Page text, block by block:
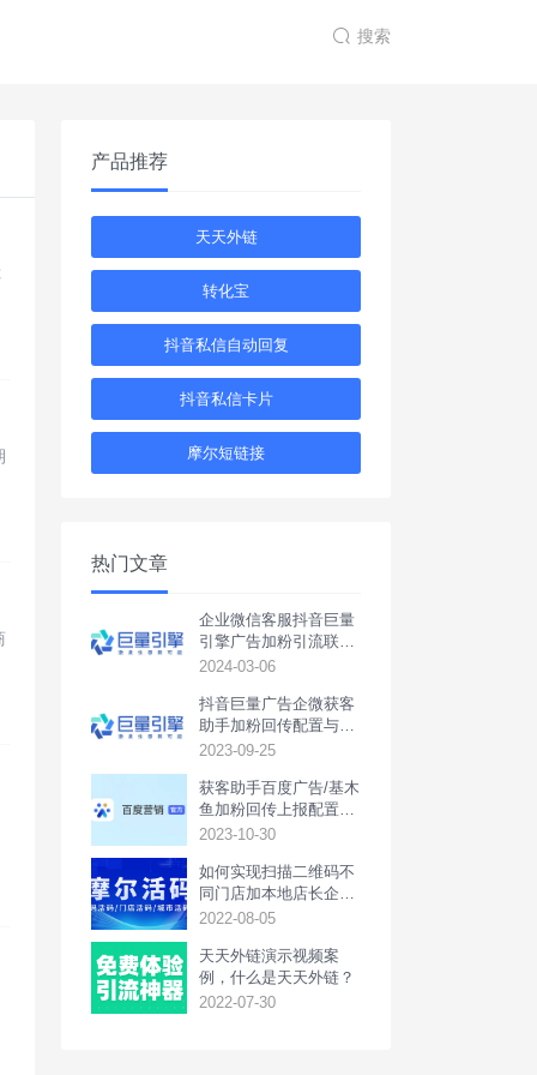
搜索
产品推荐
天天外链
转化宝
抖音私信自动回复
抖音私信卡片
摩尔短链接
热门文章
企业微信客服抖音巨量
引擎广告加粉引流联调
回传配置教程
2024-03-06
抖音巨量广告企微获客
助手加粉回传配置与联
调教程
2023-09-25
获客助手百度广告/基木
鱼加粉回传上报配置教
程
2023-10-30
如何实现扫描二维码不
同门店加本地店长企业
微信或本地活动群
2022-08-05
天天外链演示视频案
例，什么是天天外链？
2022-07-30